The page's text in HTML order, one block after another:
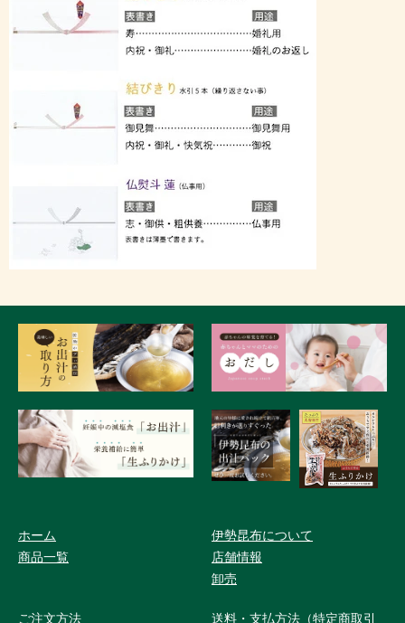
ホーム
商品一覧
伊勢昆布について
店舗情報
卸売
ご注文方法 送料・支払方法（特定商取引